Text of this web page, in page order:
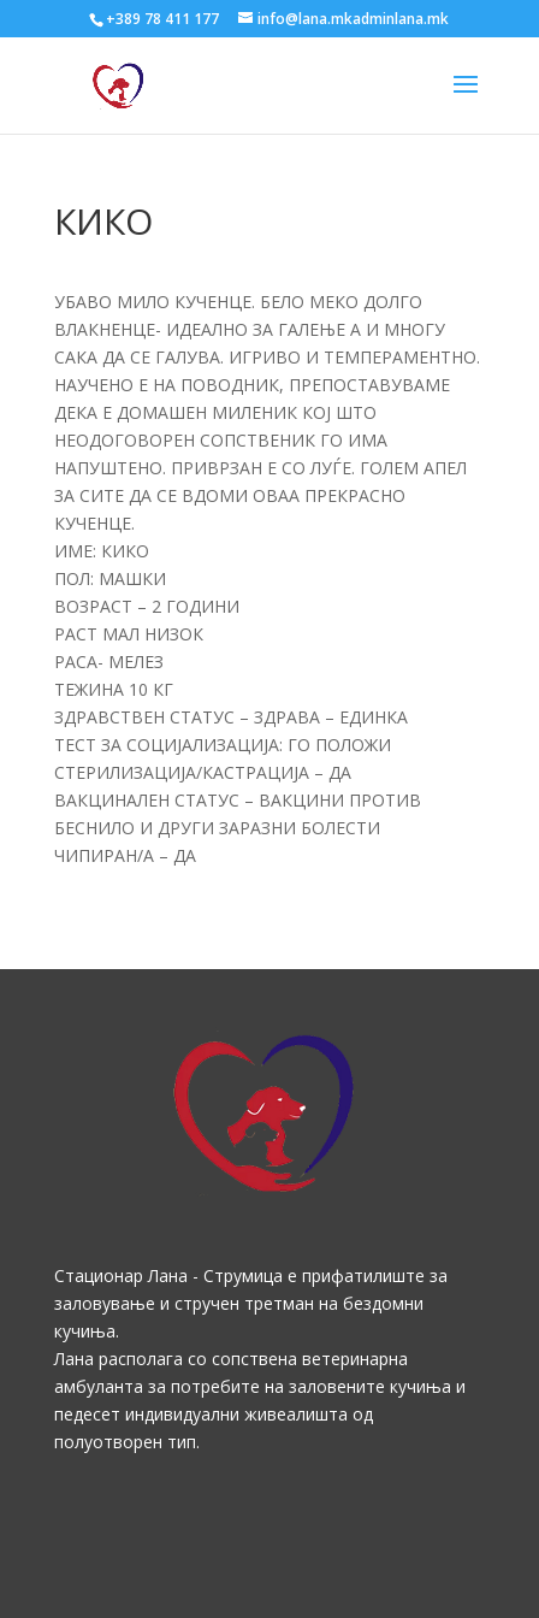
+389 78 411 177 info@lana.mkadminlana.mk
КИКО
УБАВО МИЛО КУЧЕНЦЕ. БЕЛО МЕКО ДОЛГО
ВЛАКНЕНЦЕ- ИДЕАЛНО ЗА ГАЛЕЊЕ А И МНОГУ
САКА ДА СЕ ГАЛУВА. ИГРИВО И ТЕМПЕРАМЕНТНО.
НАУЧЕНО Е НА ПОВОДНИК, ПРЕПОСТАВУВАМЕ
ДЕКА Е ДОМАШЕН МИЛЕНИК КОЈ ШТО
НЕОДОГОВОРЕН СОПСТВЕНИК ГО ИМА
НАПУШТЕНО. ПРИВРЗАН Е СО ЛУЃЕ. ГОЛЕМ АПЕЛ
ЗА СИТЕ ДА СЕ ВДОМИ ОВАА ПРЕКРАСНО
КУЧЕНЦЕ.
ИМЕ: КИКО
ПОЛ: МАШКИ
ВОЗРАСТ – 2 ГОДИНИ
РАСТ МАЛ НИЗОК
РАСА- МЕЛЕЗ
ТЕЖИНА 10 КГ
ЗДРАВСТВЕН СТАТУС – ЗДРАВА – ЕДИНКА
ТЕСТ ЗА СОЦИЈАЛИЗАЦИЈА: ГО ПОЛОЖИ
СТЕРИЛИЗАЦИЈА/КАСТРАЦИЈА – ДА
ВАКЦИНАЛЕН СТАТУС – ВАКЦИНИ ПРОТИВ
БЕСНИЛО И ДРУГИ ЗАРАЗНИ БОЛЕСТИ
ЧИПИРАН/А – ДА
Стационар Лана - Струмица е прифатилиште за
заловување и стручен третман на бездомни
кучиња.
Лана располага со сопствена ветеринарна
амбуланта за потребите на заловените кучиња и
педесет индивидуални живеалишта од
полуотворен тип.